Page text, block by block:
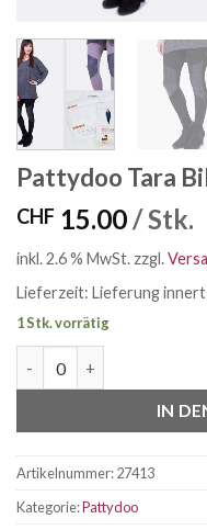
Pattydoo Tara
CHF 15.00/ Stk.
inkl. 2.6 % MwSt. zzgl.
Lieferzeit: Lieferung
1 Stk. vorrätig
IN
Artikelnummer:27413
Kategorie:Pattydoo